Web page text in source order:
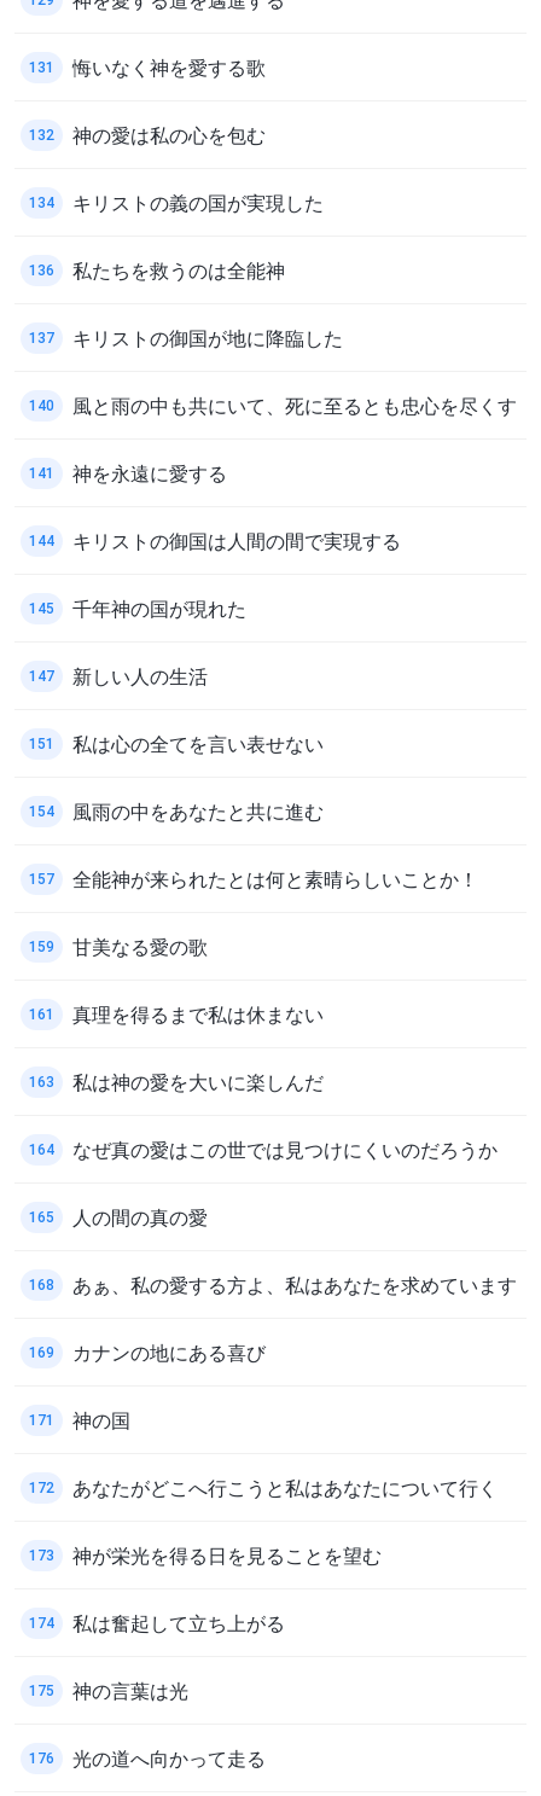
131 悔いなく神を愛する歌
132 神の愛は私の心を包む
134 キリストの義の国が実現した
136 私たちを救うのは全能神
137 キリストの御国が地に降臨した
140 風と雨の中も共にいて、死に至るとも忠心を尽くす
141 神を永遠に愛する
144 キリストの御国は人間の間で実現する
145 千年神の国が現れた
147 新しい人の生活
151 私は心の全てを言い表せない
154 風雨の中をあなたと共に進む
157 全能神が来られたとは何と素晴らしいことか！
159 甘美なる愛の歌
161 真理を得るまで私は休まない
163 私は神の愛を大いに楽しんだ
164 なぜ真の愛はこの世では見つけにくいのだろうか
165 人の間の真の愛
168 あぁ、私の愛する方よ、私はあなたを求めています
169 カナンの地にある喜び
171 神の国
172 あなたがどこへ行こうと私はあなたについて行く
173 神が栄光を得る日を見ることを望む
174 私は奮起して立ち上がる
175 神の言葉は光
176 光の道へ向かって走る